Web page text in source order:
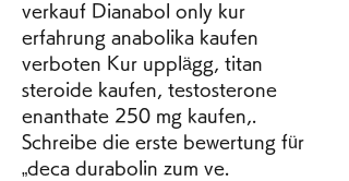
verkauf Dianabol only kur
erfahrung anabolika kaufen
verboten Kur upplägg, titan
steroide kaufen, testosterone
enanthate 250 mg kaufen,.
Schreibe die erste bewertung für
„deca durabolin zum ve.